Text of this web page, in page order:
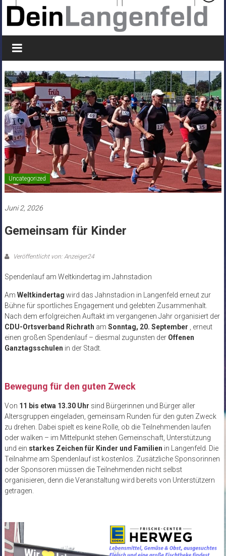
Uncategorized
Juni 2, 2026
Gemeinsam für Kinder
Veröffentlicht von: Anzeiger24
Spendenlauf am Weltkindertag im Jahnstadion
Am Weltkindertag wird das Jahnstadion in Langenfeld erneut zur
Bühne für sportliches Engagement und gelebten Zusammenhalt.
Nach dem erfolgreichen Auftakt im vergangenen Jahr organisiert der
CDU-Ortsverband Richrath am Sonntag, 20. September , erneut
einen großen Spendenlauf – diesmal zugunsten der Offenen
Ganztagsschulen in der Stadt.
Bewegung für den guten Zweck
Von 11 bis etwa 13.30 Uhr sind Bürgerinnen und Bürger aller
Altersgruppen eingeladen, gemeinsam Runden für den guten Zweck
zu drehen. Dabei spielt es keine Rolle, ob die Teilnehmenden laufen
oder walken – im Mittelpunkt stehen Gemeinschaft, Unterstützung
und ein starkes Zeichen für Kinder und Familien in Langenfeld. Die
Teilnahme am Spendenlauf ist kostenlos. Zusätzliche Sponsorinnen
oder Sponsoren müssen die Teilnehmenden nicht selbst
organisieren, denn die Veranstaltung wird bereits von Unterstützern
getragen.